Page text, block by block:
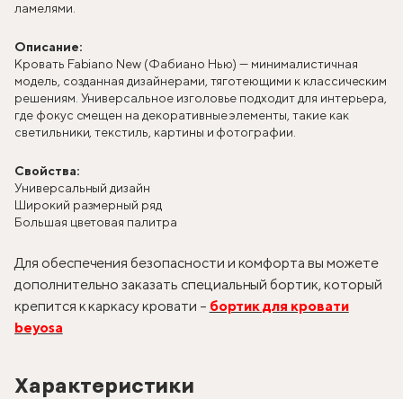
ламелями.
Описание:
Кровать Fabiano New (Фабиано Нью) — минималистичная
модель, созданная дизайнерами, тяготеющими к классическим
решениям. Универсальное изголовье подходит для интерьера,
где фокус смещен на декоративные элементы, такие как
светильники, текстиль, картины и фотографии.
Свойства:
Универсальный дизайн
Широкий размерный ряд
Большая цветовая палитра
Для обеспечения безопасности и комфорта вы можете
дополнительно заказать специальный бортик, который
крепится к каркасу кровати – бортик для кровати
beyosa
Характеристики